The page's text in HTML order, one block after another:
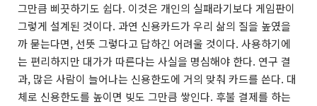
그만큼 삐끗하기도 쉽다. 이것은 개인의 실패라기보다 게임판이
그렇게 설계된 것이다. 과연 신용카드가 우리 삶의 질을 높였을
까 묻는다면, 선뜻 그렇다고 답하긴 어려울 것이다. 사용하기에
는 편리하지만 대가가 따른다는 사실을 명심해야 한다. 연구 결
과, 많은 사람이 늘어나는 신용한도에 거의 맞춰 카드를 쓴다. 대
체로 신용한도를 높이면 빚도 그만큼 쌓인다. 후불 결제를 하는